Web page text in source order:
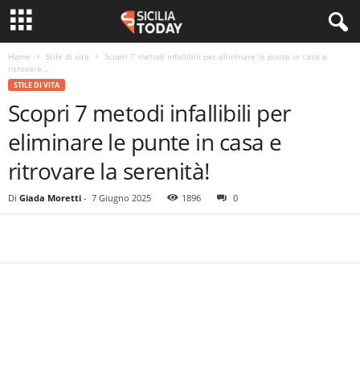
Home Stile di vita
Scopri 7 metodi infallibili per eliminare le punte in casa e
ritrovare...
STILE DI VITA
Scopri 7 metodi infallibili per
eliminare le punte in casa e
ritrovare la serenità!
Di Giada Moretti - 7 Giugno 2025 1896 0